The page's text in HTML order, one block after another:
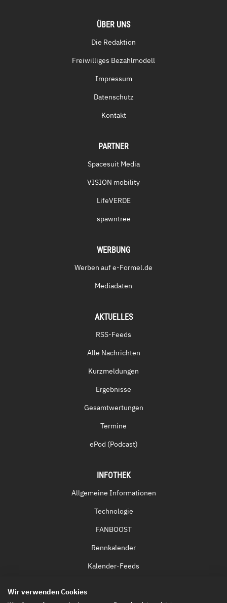
ÜBER UNS
Die Redaktion
Freiwilliges Bezahlmodell
Impressum
Datenschutz
Kontakt
PARTNER
Spacesuit Media
VISION mobility
LifeVERDE
spawntree
WERBUNG
Werben auf e-Formel.de
Mediadaten
AKTUELLES
RSS-Feeds
Alle Nachrichten
Kurzmeldungen
Ergebnisse
Gesamtwertungen
Termine
ePod (Podcast)
INFOTHEK
Allgemeine Informationen
Technologie
FANBOOST
Rennkalender
Kalender-Feeds
Wir verwenden Cookies